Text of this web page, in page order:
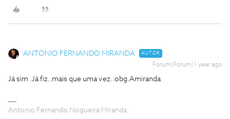
ANTÓNIO FERNANDO MIRANDA AUTOR
Forum|Forum|1 year ago
Já sim .Já fiz..mais que uma vez..obg.Amiranda
Antonio Fernando Nogueira Miranda